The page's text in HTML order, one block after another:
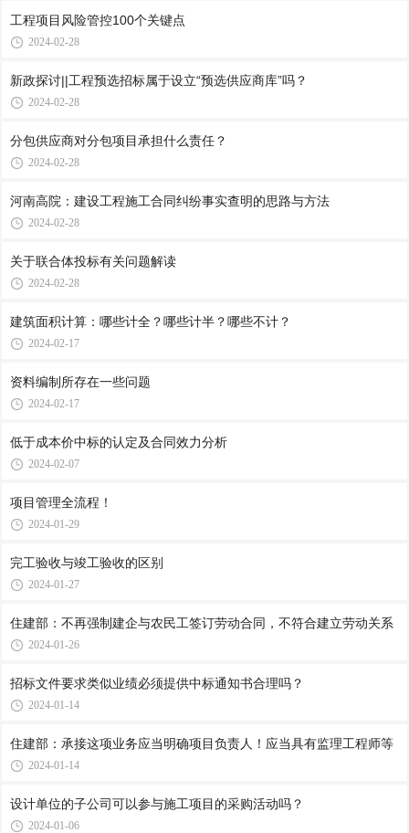
工程项目风险管控100个关键点
2024-02-28
新政探讨||工程预选招标属于设立“预选供应商库”吗？
2024-02-28
分包供应商对分包项目承担什么责任？
2024-02-28
河南高院：建设工程施工合同纠纷事实查明的思路与方法
2024-02-28
关于联合体投标有关问题解读
2024-02-28
建筑面积计算：哪些计全？哪些计半？哪些不计？
2024-02-17
资料编制所存在一些问题
2024-02-17
低于成本价中标的认定及合同效力分析
2024-02-07
项目管理全流程！
2024-01-29
完工验收与竣工验收的区别
2024-01-27
住建部：不再强制建企与农民工签订劳动合同，不符合建立劳动关系
2024-01-26
招标文件要求类似业绩必须提供中标通知书合理吗？
2024-01-14
住建部：承接这项业务应当明确项目负责人！应当具有监理工程师等
2024-01-14
设计单位的子公司可以参与施工项目的采购活动吗？
2024-01-06